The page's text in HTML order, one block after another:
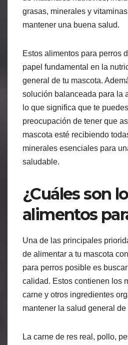
grasas, minerales y
mantener una buena salud.
Estos alimentos para perros
papel fundamental en la
general de tu mascota.
solución balanceada para la
lo que significa que te
preocupación de tener que
mascota esté recibiendo
minerales esenciales para
saludable.
¿Cuáles son
alimentos
Una de las principales
de alimentar a tu mascota
para perros posible es
calidad. Estos contienen los
carne y otros ingredientes
mantener la salud general de
La carne de res real, pollo,